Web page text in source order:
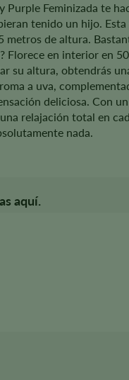
Purple Feminizada te
tenido un hijo.
metros de altura.
Florece en interior en
su altura, obtendrás
a uva,
deliciosa. Con
relajación total en
nada.
aquí.